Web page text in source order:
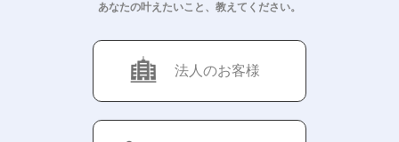
あなたの叶えたいこと、教えてください。
法人のお客様